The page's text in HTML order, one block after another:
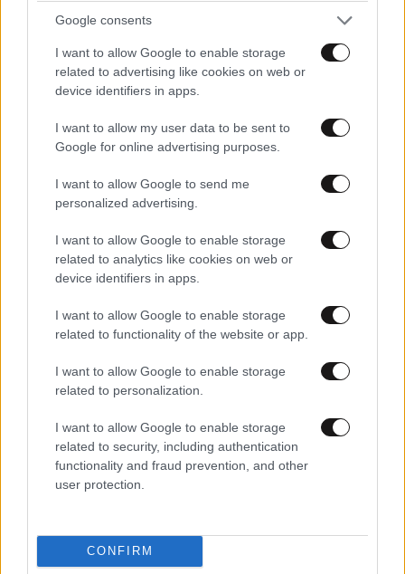
Google consents
I want to allow Google to enable storage
related to advertising like cookies on web or
device identifiers in apps.
I want to allow my user data to be sent to
Google for online advertising purposes.
I want to allow Google to send me
personalized advertising.
I want to allow Google to enable storage
related to analytics like cookies on web or
device identifiers in apps.
I want to allow Google to enable storage
related to functionality of the website or app.
I want to allow Google to enable storage
related to personalization.
I want to allow Google to enable storage
related to security, including authentication
functionality and fraud prevention, and other
user protection.
CONFIRM
Xαρακτήρες: 0/1000
Διαβάστε και ακολουθήστε τους κανόνες σχολιασμού
Ellraiser 18·11·2020 09:42
Απαντήστε